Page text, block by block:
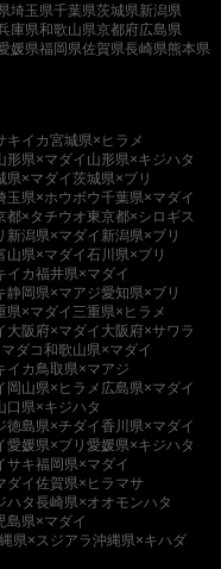
埼玉県千葉県茨城県新潟県
庫県和歌山県京都府広島県
媛県福岡県佐賀県長崎県熊本県
キイカ宮城県×ヒラメ
形県×マダイ 山形県×キジハタ
県×マダイ茨城県×ブリ
玉県×ホウボウ千葉県×マダイ
都×タチウオ東京都×シロギス
新潟県×マダイ 新潟県×ブリ
山県×マダイ石川県×ブリ
イカ福井県×マダイ
静岡県×マアジ愛知県×ブリ
県×マダイ 三重県×ヒラメ
大阪府×マダイ 大阪府×サワラ
ダコ和歌山県×マダイ
イカ 鳥取県×マアジ
岡山県×ヒラメ 広島県×マダイ
口県×キジハタ
徳島県×チダイ香川県×マダイ
愛媛県×ブリ 愛媛県×キジハタ
サキ福岡県×マダイ
ダイ佐賀県×ヒラマサ
ハタ長崎県×オオモンハタ
島県×マダイ
県×スジアラ沖縄県×キハダ